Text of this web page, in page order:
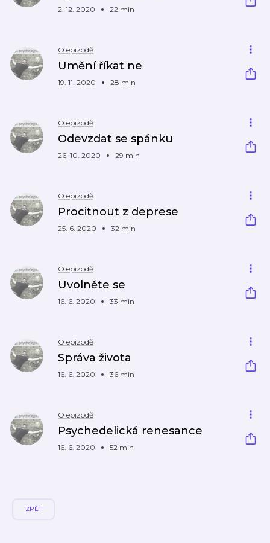
2. 12. 2020 22 min
O epizodě
Umění říkat ne
19. 11. 2020 28 min
O epizodě
Odevzdat se spánku
26. 10. 2020 29 min
O epizodě
Procitnout z deprese
25. 6. 2020 32 min
O epizodě
Uvolněte se
16. 6. 2020 33 min
O epizodě
Správa života
16. 6. 2020 36 min
O epizodě
Psychedelická renesance
16. 6. 2020 52 min
ZPĚT